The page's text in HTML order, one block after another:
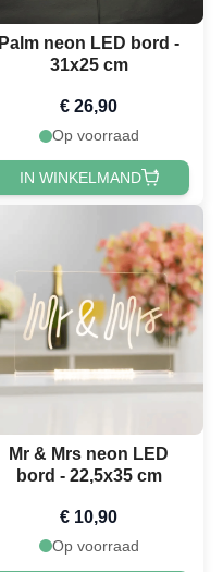
Palm neon LED bord -
31x25 cm
€ 26,90
Op voorraad
IN WINKELMAND
Mr & Mrs neon LED
bord - 22,5x35 cm
€ 10,90
Op voorraad